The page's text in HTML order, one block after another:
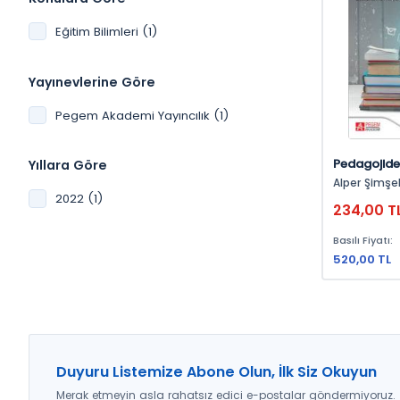
Eğitim Bilimleri (1)
Yayınevlerine Göre
Pegem Akademi Yayıncılık (1)
Yıllara Göre
2022 (1)
Alper Şimşek, Semra Fiş
Akçay, Nezih Önal, Ali Can
Bayram
Şendurur, Satı Durmuşkaya,
Aydar, Hanife Peker, Dilek Dağ,
Erümit, Şebnem Çetin, Şirin
Kalın, Mehmet Ramazanoğlu,
Barış Mercimek, Raziye
234,00
Basılı Fiyatı:
520,00 TL
Duyuru Listemize Abone Olun, İlk Siz Okuyun
Merak etmeyin asla rahatsız edici e-postalar göndermiyoruz.